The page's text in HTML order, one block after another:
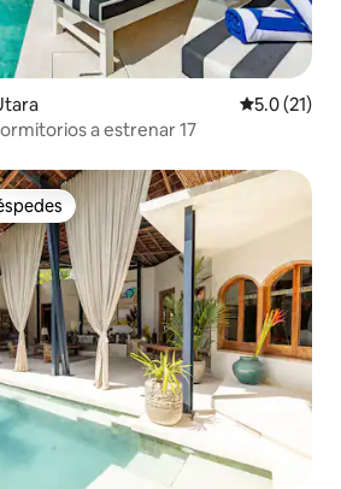
Calificación
5.0 (21)
a estrenar 17
entre huéspedes